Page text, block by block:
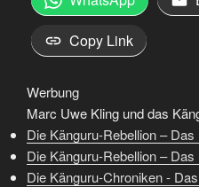
Copy Link
Werbung
Marc Uwe Kling und das
Die Känguru-Rebellion – Das
Die Känguru-Rebellion –
Die Känguru-Chroniken -